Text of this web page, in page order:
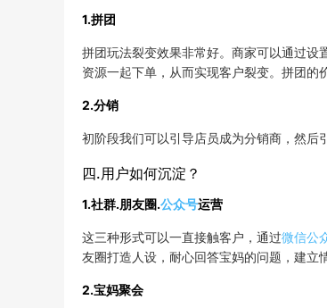
1.拼团
拼团玩法裂变效果非常好。商家可以通过
资源一起下单，从而实现客户裂变。拼团的
2.分销
初阶段我们可以引导店员成为分销商，然后
四.用户如何沉淀？
1.社群.朋友圈.公众号运营
这三种形式可以一直接触客户，通过微信公
友圈打造人设，耐心回答宝妈的问题，建立
2.宝妈聚会